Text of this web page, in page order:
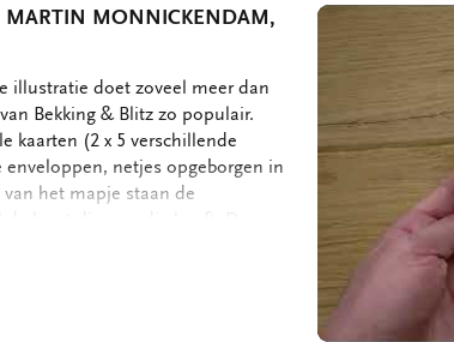
MARTIN MONNICKENDAM,
illustratie doet zoveel meer dan
Bekking & Blitz zo populair.
kaarten (2 x 5 verschillende
netjes opgeborgen in
het mapje staan de
kaart die u nodig heeft. De
ruimte dus voor uw persoonlijke
175 gram